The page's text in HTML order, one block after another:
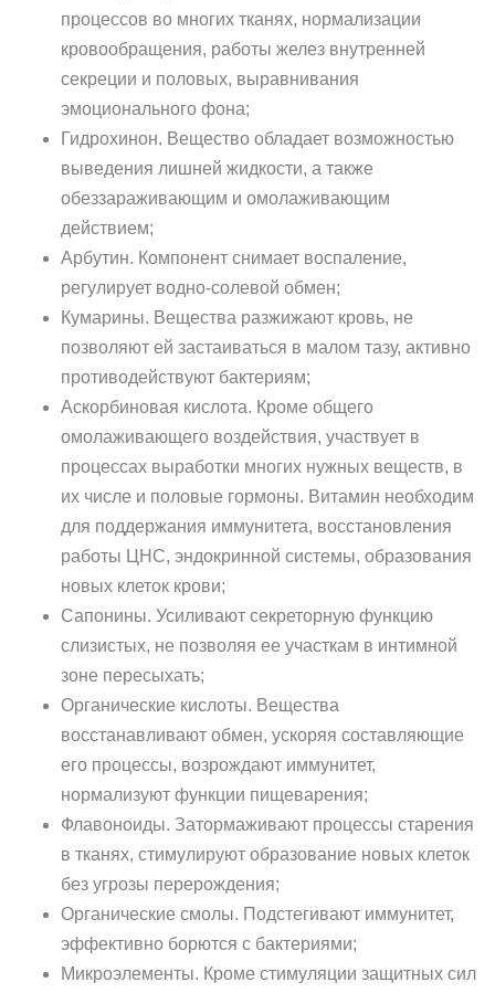
процессов во многих тканях, нормализации
кровообращения, работы желез внутренней
секреции и половых, выравнивания
эмоционального фона;
Гидрохинон. Вещество обладает возможностью
выведения лишней жидкости, а также
обеззараживающим и омолаживающим
действием;
Арбутин. Компонент снимает воспаление,
регулирует водно-солевой обмен;
Кумарины. Вещества разжижают кровь, не
позволяют ей застаиваться в малом тазу, активно
противодействуют бактериям;
Аскорбиновая кислота. Кроме общего
омолаживающего воздействия, участвует в
процессах выработки многих нужных веществ, в
их числе и половые гормоны. Витамин необходим
для поддержания иммунитета, восстановления
работы ЦНС, эндокринной системы, образования
новых клеток крови;
Сапонины. Усиливают секреторную функцию
слизистых, не позволяя ее участкам в интимной
зоне пересыхать;
Органические кислоты. Вещества
восстанавливают обмен, ускоряя составляющие
его процессы, возрождают иммунитет,
нормализуют функции пищеварения;
Флавоноиды. Затормаживают процессы старения
в тканях, стимулируют образование новых клеток
без угрозы перерождения;
Органические смолы. Подстегивают иммунитет,
эффективно борются с бактериями;
Микроэлементы. Кроме стимуляции защитных сил